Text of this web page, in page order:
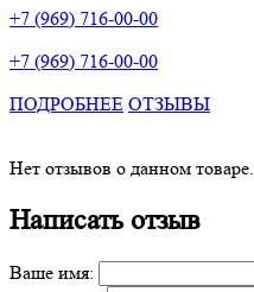
+7 (969) 716-00-00
+7 (969) 716-00-00
ПОДРОБНЕЕ ОТЗЫВЫ
Нет отзывов о данном товаре.
Написать отзыв
Ваше имя: